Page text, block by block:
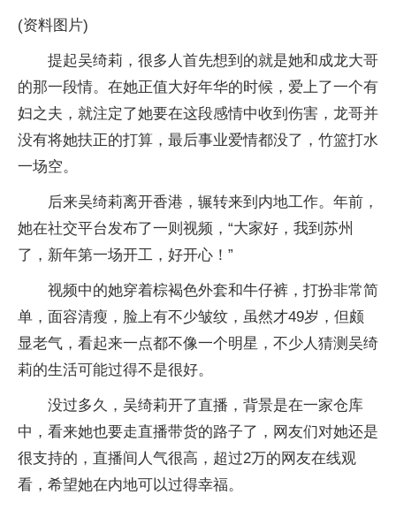
(资料图片)
提起吴绮莉，很多人首先想到的就是她和成龙大哥
的那一段情。在她正值大好年华的时候，爱上了一个有
妇之夫，就注定了她要在这段感情中收到伤害，龙哥并
没有将她扶正的打算，最后事业爱情都没了，竹篮打水
一场空。
后来吴绮莉离开香港，辗转来到内地工作。年前，
她在社交平台发布了一则视频，“大家好，我到苏州
了，新年第一场开工，好开心！”
视频中的她穿着棕褐色外套和牛仔裤，打扮非常简
单，面容清瘦，脸上有不少皱纹，虽然才49岁，但颇
显老气，看起来一点都不像一个明星，不少人猜测吴绮
莉的生活可能过得不是很好。
没过多久，吴绮莉开了直播，背景是在一家仓库
中，看来她也要走直播带货的路子了，网友们对她还是
很支持的，直播间人气很高，超过2万的网友在线观
看，希望她在内地可以过得幸福。